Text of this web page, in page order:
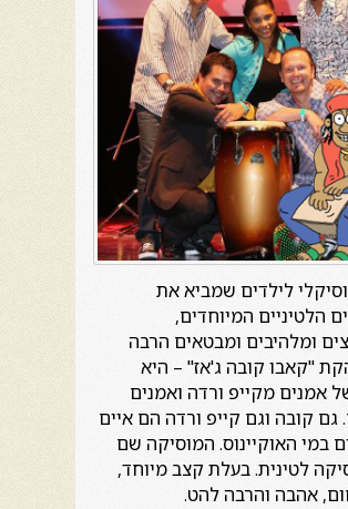
לילדים שמביא את
הלטיניים המיוחדים,
ומלהיבים ומבטאים הרבה
"קאבו קובה ג'אז" – היא
אמנים מקייפ ורדה ואמנים
גם קובה וגם קייפ ורדה הם איים
במי האוקיינוס. המוסיקה שם
לטינית. בעלת קצב מיוחד,
אהבה והרבה להט.